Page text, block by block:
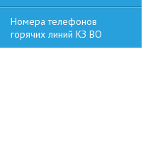
Номера телефонов
горячих линий КЗ ВО